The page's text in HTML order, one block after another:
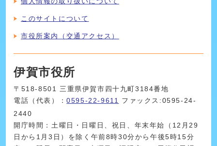
このサイトについて
市役所案内（交通アクセス）
伊賀市役所
〒518-8501 三重県伊賀市四十九町3184番地
電話（代表）：0595-22-9611
ファックス:0595-24-
2440
開庁時間：土曜日・日曜日、祝日、年末年始（12月29
日から1月3日）を除く午前8時30分から午後5時15分